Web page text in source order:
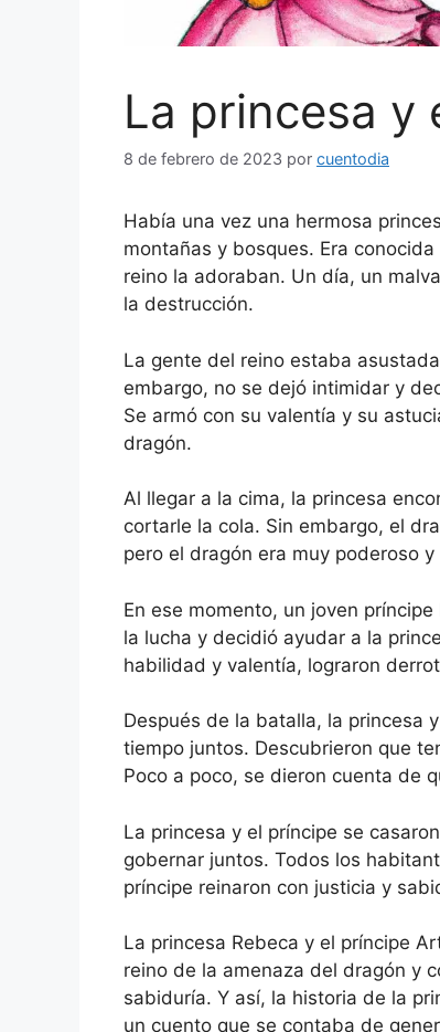
La princesa y
8 de febrero de 2023 por cuentodia
Había una vez una hermosa
montañas y bosques. Era
reino la adoraban. Un día, un
la destrucción.
La gente del reino estaba
embargo, no se dejó intimidar y
Se armó con su valentía y su
dragón.
Al llegar a la cima, la princesa
cortarle la cola. Sin embargo, el
pero el dragón era muy poderoso
En ese momento, un joven
la lucha y decidió ayudar a la
habilidad y valentía, lograron
Después de la batalla, la princesa
tiempo juntos. Descubrieron que
Poco a poco, se dieron cuenta de
La princesa y el príncipe se
gobernar juntos. Todos los
príncipe reinaron con justicia y
La princesa Rebeca y el príncipe
reino de la amenaza del dragón y
sabiduría. Y así, la historia de la
un cuento que se contaba de